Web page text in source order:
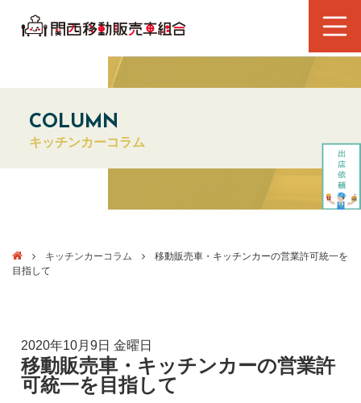
COLUMN
キッチンカーコラム
キッチンカーコラム
移動販売車・キッチンカーの営業許可統一を
目指して
2020年10月9日 金曜日
移動販売車・キッチンカーの営業許
可統一を目指して